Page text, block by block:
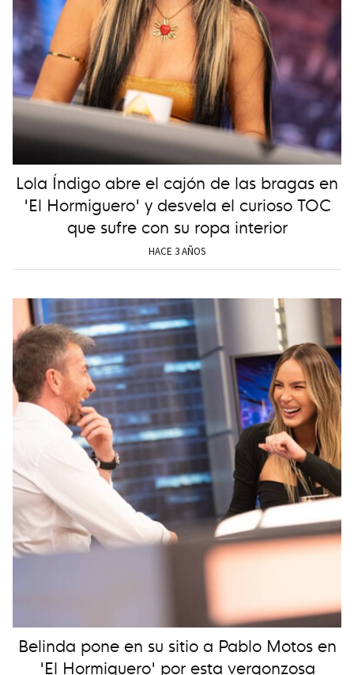
Lola Índigo abre el cajón de las bragas en
'El Hormiguero' y desvela el curioso TOC
que sufre con su ropa interior
HACE 3 AÑOS
Belinda pone en su sitio a Pablo Motos en
'El Hormiguero' por esta vergonzosa